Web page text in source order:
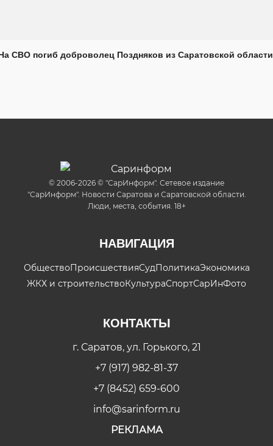
СВО погиб доброволец Поздняков из Саратовской области
© 2006-2026 © "СарИнформ". Сетевое издание
"СарИнформ". Новости Саратова и Саратовской области.
Люди, места, события. 18+
НАВИГАЦИЯ
ОбществоПроисшествияСудПолитикаЭкономика
ЖКХ и строительствоКультураСпортСарИнФото
КОНТАКТЫ
г. Саратов, ул. Горького, 21
+7 (917) 982-81-37
+7 (8452) 659-600
info@sarinform.ru
РЕКЛАМА